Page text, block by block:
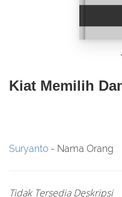
Kiat Memilih
Suryanto - Nama Orang
Tidak Tersedia Deskripsi